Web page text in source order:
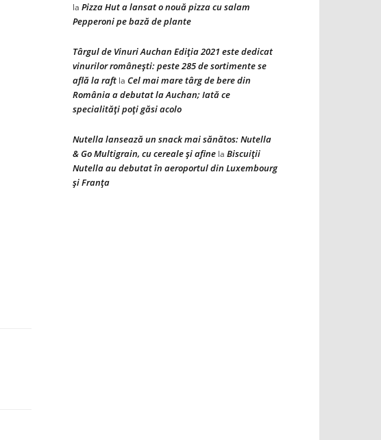
la Pizza Hut a lansat o nouă pizza cu salam
Pepperoni pe bază de plante
Târgul de Vinuri Auchan Ediţia 2021 este dedicat
vinurilor româneşti: peste 285 de sortimente se
află la raft la Cel mai mare târg de bere din
România a debutat la Auchan; Iată ce
specialităţi poţi găsi acolo
Nutella lansează un snack mai sănătos: Nutella
& Go Multigrain, cu cereale şi afine la Biscuiţii
Nutella au debutat în aeroportul din Luxembourg
şi Franţa